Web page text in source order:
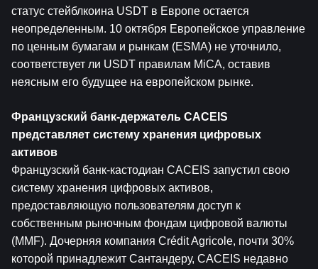
статус стейблкоина USDT в Европе остается
неопределенным. 10 октября Европейское управление
по ценным бумагам и рынкам (ESMA) не уточнило,
соответствует ли USDT правилам MiCA, оставив
неясным его будущее на европейском рынке.
Французский банк-держатель CACEIS
представляет систему хранения цифровых
активов
Французский банк-кастодиан CACEIS запустил свою
систему хранения цифровых активов,
предоставляющую пользователям доступ к
собственным рыночным фондам цифровой валюты
(MMF). Дочерняя компания Crédit Agricole, почти 30%
которой принадлежит Сантандеру, CACEIS недавно